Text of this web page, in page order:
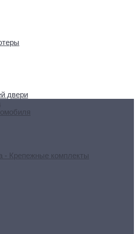
двери
- Крепежные комплекты